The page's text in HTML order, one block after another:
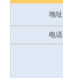
地址
电话